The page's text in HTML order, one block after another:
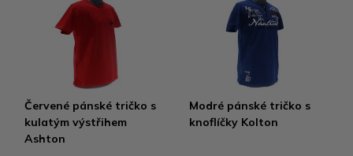
Červené pánské tričko s
kulatým výstřihem
Ashton
Modré pánské tričko s
knoflíčky Kolton